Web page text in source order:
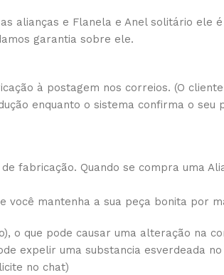
alianças e Flanela e Anel solitário ele
garantia sobre ele.
à postagem nos correios. (O
enquanto o sistema confirma o seu
fabricação. Quando se compra uma
você mantenha a sua peça bonita por
o que pode causar uma alteração na
expelir uma substancia esverdeada
no chat)